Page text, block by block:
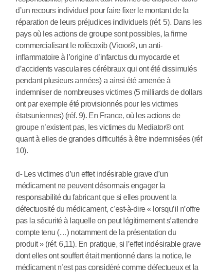
d’un recours individuel pour faire fixer le montant de la
réparation de leurs préjudices individuels (réf. 5). Dans les
pays où les actions de groupe sont possibles, la firme
commercialisant le rofécoxib (Vioxx®, un anti-
inflammatoire à l’origine d’infarctus du myocarde et
d’accidents vasculaires cérébraux qui ont été dissimulés
pendant plusieurs années) a ainsi été amenée à
indemniser de nombreuses victimes (5 milliards de dollars
ont par exemple été provisionnés pour les victimes
étatsuniennes) (réf. 9). En France, où les actions de
groupe n’existent pas, les victimes du Mediator® ont
quant à elles de grandes difficultés à être indemnisées (réf
10).
d- Les victimes d’un effet indésirable grave d’un
médicament ne peuvent désormais engager la
responsabilité du fabricant que si elles prouvent la
défectuosité du médicament, c’est-à-dire « lorsqu’il n’offre
pas la sécurité à laquelle on peut légitimement s’attendre
compte tenu (…) notamment de la présentation du
produit » (réf. 6,11). En pratique, si l’effet indésirable grave
dont elles ont souffert était mentionné dans la notice, le
médicament n’est pas considéré comme défectueux et la